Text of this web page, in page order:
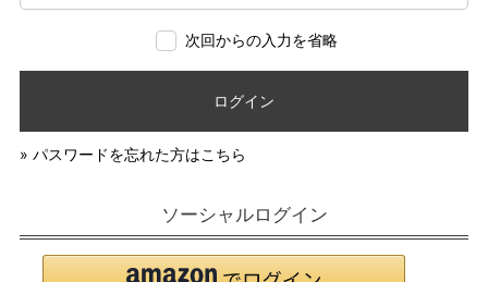
次回からの入力を省略
ログイン
» パスワードを忘れた方はこちら
ソーシャルログイン